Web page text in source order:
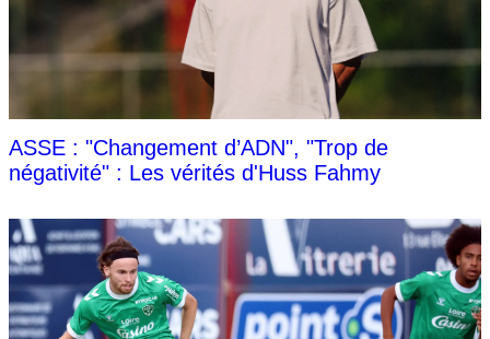
ASSE : "Changement d’ADN", "Trop de
négativité" : Les vérités d'Huss Fahmy